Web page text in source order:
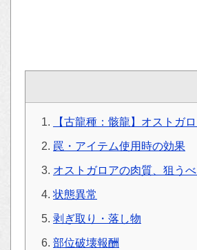
【古龍種：骸龍】オストガ
罠・アイテム使用時の効果
オストガロアの肉質、狙う
状態異常
剥ぎ取り・落し物
部位破壊報酬